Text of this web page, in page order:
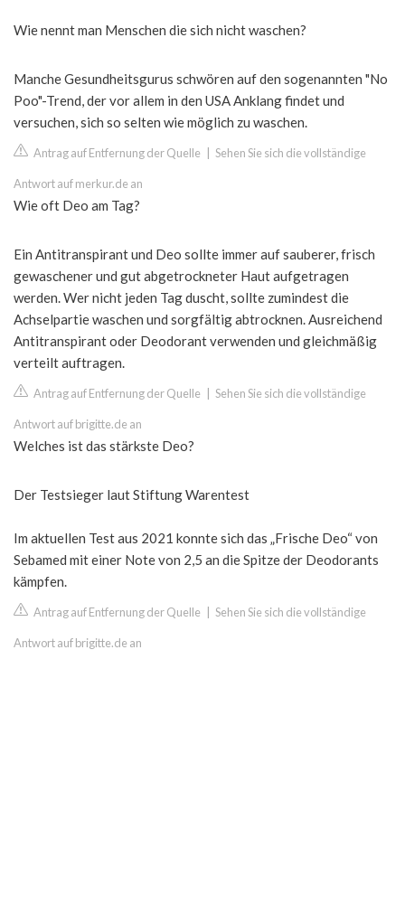
Wie nennt man Menschen die sich nicht waschen?
Manche Gesundheitsgurus schwören auf den sogenannten "No
Poo"-Trend, der vor allem in den USA Anklang findet und
versuchen, sich so selten wie möglich zu waschen.
Antrag auf Entfernung der Quelle Sehen Sie sich die vollständige
Antwort auf merkur.de an
Wie oft Deo am Tag?
Ein Antitranspirant und Deo sollte immer auf sauberer, frisch
gewaschener und gut abgetrockneter Haut aufgetragen
werden. Wer nicht jeden Tag duscht, sollte zumindest die
Achselpartie waschen und sorgfältig abtrocknen. Ausreichend
Antitranspirant oder Deodorant verwenden und gleichmäßig
verteilt auftragen.
Antrag auf Entfernung der Quelle Sehen Sie sich die vollständige
Antwort auf brigitte.de an
Welches ist das stärkste Deo?
Der Testsieger laut Stiftung Warentest
Im aktuellen Test aus 2021 konnte sich das „Frische Deo“ von
Sebamed mit einer Note von 2,5 an die Spitze der Deodorants
kämpfen.
Antrag auf Entfernung der Quelle Sehen Sie sich die vollständige
Antwort auf brigitte.de an